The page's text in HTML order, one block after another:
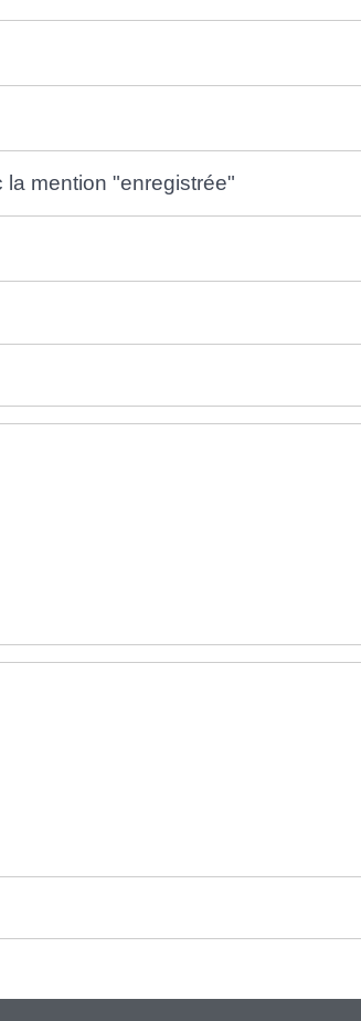
mention "enregistrée"